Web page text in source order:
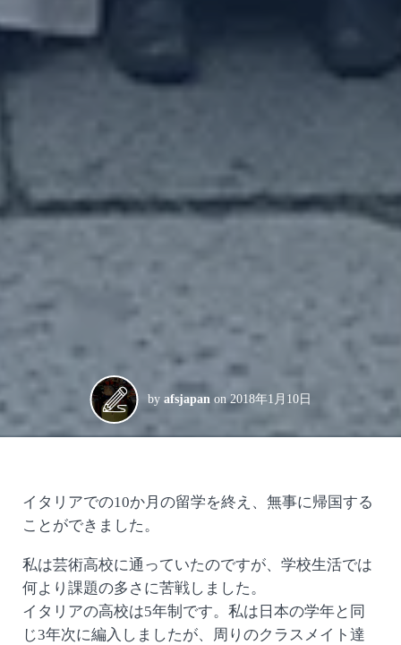
by afsjapan on2018年1月10日
イタリアでの10か月の留学を終え、無事に帰国する
ことができました。
私は芸術高校に通っていたのですが、学校生活では
何より課題の多さに苦戦しました。
イタリアの高校は5年制です。私は日本の学年と同
じ3年次に編入しましたが、周りのクラスメイト達